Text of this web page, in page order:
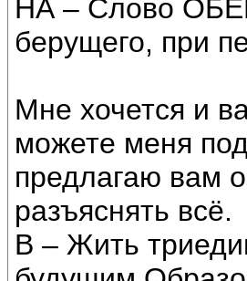
НА – Слово
берущего, при
Мне хочется и
можете меня
предлагаю вам
разъяснять всё.
В – Жить